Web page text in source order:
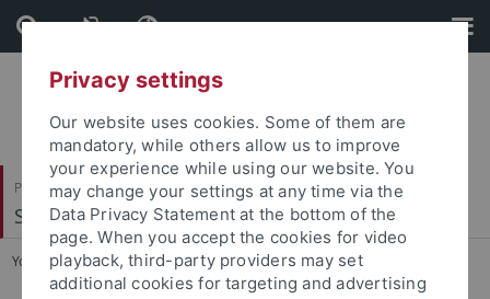
Skip
to
content
Skip
to
footer
Philosophische Fakultät
Sinologie
You are here: Startseite ... Abteilung für Sinologie
Privacy settings
Our website uses cookies. Some of them are
mandatory, while others allow us to improve
your experience while using our website. You
may change your settings at any time via the
Data Privacy Statement at the bottom of the
page. When you accept the cookies for video
playback, third-party providers may set
additional cookies for targeting and advertising